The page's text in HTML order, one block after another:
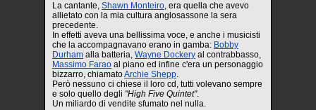
La cantante, Shawn Monteiro, era quella che avevo
allietato con la mia cultura anglosassone la sera
precedente.
In effetti aveva una bellissima voce, e anche i musicisti
che la accompagnavano erano in gamba: Bobby
Durham alla batteria, Wayne Dockery al contrabbasso,
Massimo Farao al piano ed infine c'era un personaggio
bizzarro, chiamatoArchie Shepp.
Però nessuno ci chiese il loro cd, tutti volevano sempre
e solo quello degli "High Five Quintet".
Un miliardo di vendite sfumato nel nulla.